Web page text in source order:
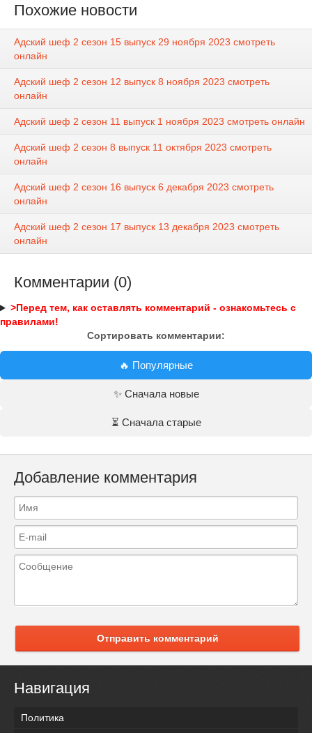
Похожие новости
Адский шеф 2 сезон 15 выпуск 29 ноября 2023 смотреть
онлайн
Адский шеф 2 сезон 12 выпуск 8 ноября 2023 смотреть
онлайн
Адский шеф 2 сезон 11 выпуск 1 ноября 2023 смотреть онлайн
Адский шеф 2 сезон 8 выпуск 11 октября 2023 смотреть
онлайн
Адский шеф 2 сезон 16 выпуск 6 декабря 2023 смотреть
онлайн
Адский шеф 2 сезон 17 выпуск 13 декабря 2023 смотреть
онлайн
Комментарии (0)
>Перед тем, как оставлять комментарий - ознакомьтесь с
правилами!
Сортировать комментарии:
🔥 Популярные
✨ Сначала новые
⏳ Сначала старые
Добавление комментария
Отправить комментарий
Навигация
Политика